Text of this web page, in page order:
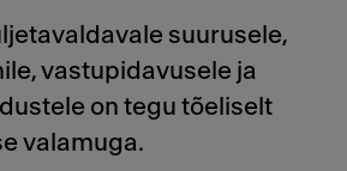
suurusele,
vastupidavusele ja
on tegu tõeliselt
valamuga.